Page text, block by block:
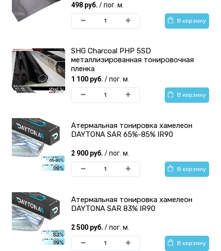
DAYTONA тонировочная
Shadow Guard
Тонировочная пленка
498 руб. / пог. м.
В корзину
SHG Charcoal PHP 5SD
металлизированная тонировочная
пленка
1 100 руб. / пог. м.
В корзину
Атермальная тонировка хамелеон
DAYTONA SAR 65%-85% IR90
2 900 руб. / пог. м.
В корзину
Атермальная тонировка хамелеон
DAYTONA SAR 83% IR90
2 500 руб. / пог. м.
В корзину